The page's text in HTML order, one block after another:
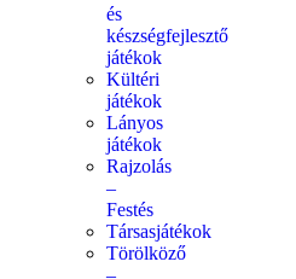
és
készségfejlesztő
játékok
Kültéri
játékok
Lányos
játékok
Rajzolás
–
Festés
Társasjátékok
Törölköző
–